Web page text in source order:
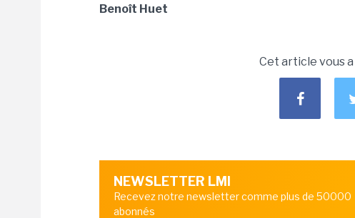
Benoît Huet
Cet article vous a
NEWSLETTER LMI
Recevez notre newsletter comme plus de 50000
abonnés